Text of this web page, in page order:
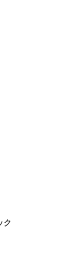
ク